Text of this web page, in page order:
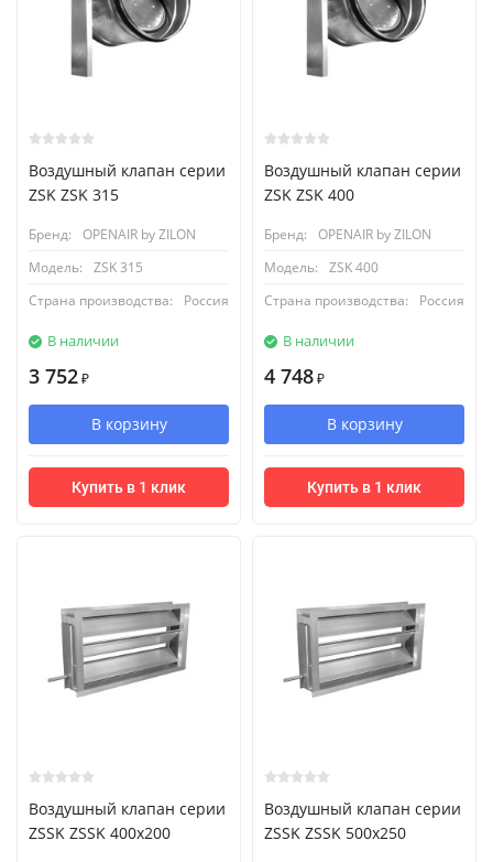
Воздушный клапан серии
ZSK ZSK 315
Бренд:
OPENAIR by ZILON
Модель:
ZSK 315
Страна производства:
Россия
В наличии
3 752 ₽
В корзину
Купить в 1 клик
Воздушный клапан серии
ZSK ZSK 400
Бренд:
OPENAIR by ZILON
Модель:
ZSK 400
Страна производства:
Россия
В наличии
4 748 ₽
В корзину
Купить в 1 клик
Воздушный клапан серии
ZSSK ZSSK 400х200
Воздушный клапан серии
ZSSK ZSSK 500х250